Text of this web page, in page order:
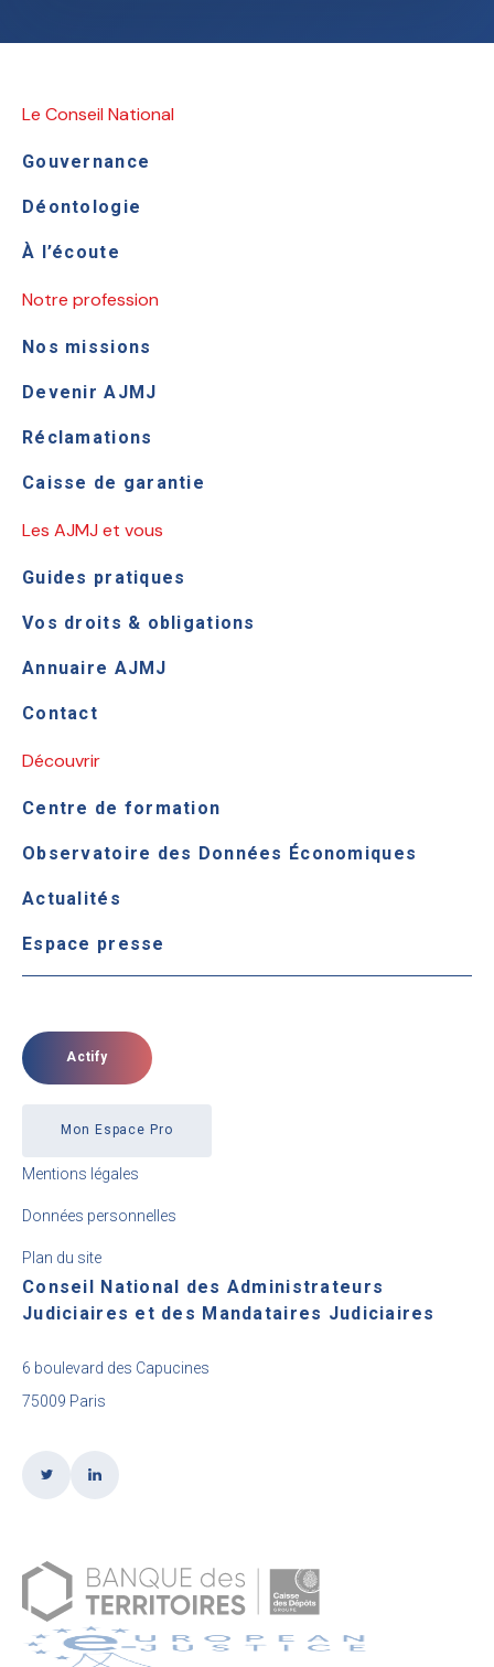
Le Conseil National
Gouvernance
Déontologie
À l’écoute
Notre profession
Nos missions
Devenir AJMJ
Réclamations
Caisse de garantie
Les AJMJ et vous
Guides pratiques
Vos droits & obligations
Annuaire AJMJ
Contact
Découvrir
Centre de formation
Observatoire des Données Économiques
Actualités
Espace presse
Actify
Mon Espace Pro
Mentions légales
Données personnelles
Plan du site
Conseil National des Administrateurs
Judiciaires et des Mandataires Judiciaires
6 boulevard des Capucines
75009 Paris